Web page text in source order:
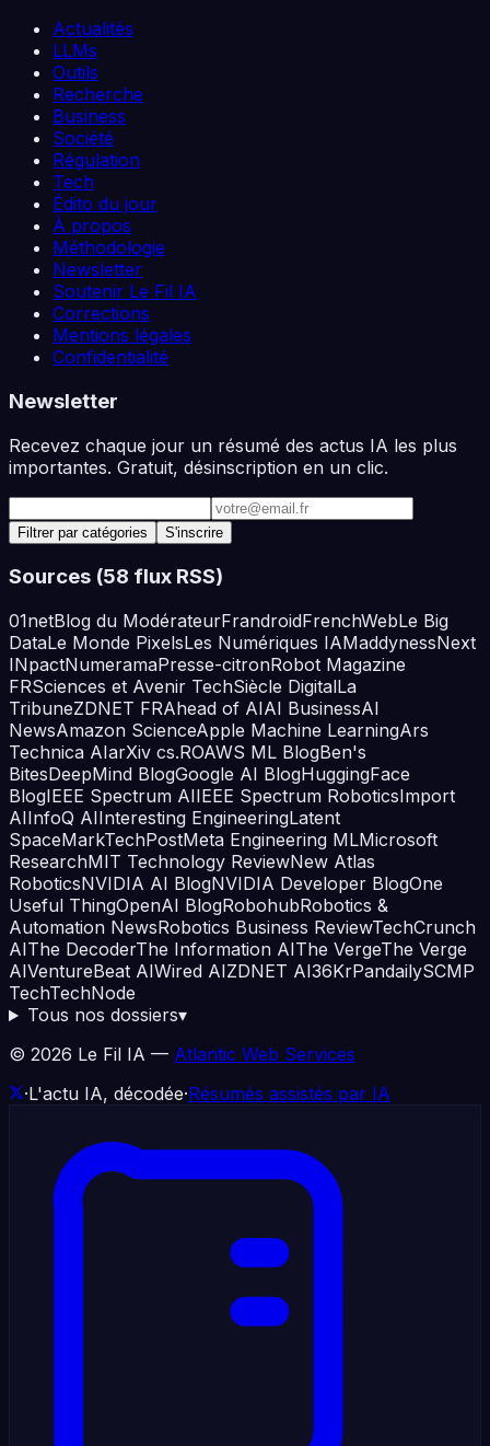
Actualités
LLMs
Outils
Recherche
Business
Société
Régulation
Tech
Édito du jour
À propos
Méthodologie
Newsletter
Soutenir Le Fil IA
Corrections
Mentions légales
Confidentialité
Newsletter
Recevez chaque jour un résumé des actus IA les plus
importantes. Gratuit, désinscription en un clic.
Adresse e-mail
Filtrer par catégories S'inscrire
Sources (58 flux RSS)
01netBlog du ModérateurFrandroidFrenchWebLe Big
DataLe Monde PixelsLes Numériques IAMaddynessNext
INpactNumeramaPresse-citronRobot Magazine
FRSciences et Avenir TechSiècle DigitalLa
TribuneZDNET FRAhead of AIAI BusinessAI
NewsAmazon ScienceApple Machine LearningArs
Technica AIarXiv cs.ROAWS ML BlogBen's
BitesDeepMind BlogGoogle AI BlogHuggingFace
BlogIEEE Spectrum AIIEEE Spectrum RoboticsImport
AIInfoQ AIInteresting EngineeringLatent
SpaceMarkTechPostMeta Engineering MLMicrosoft
ResearchMIT Technology ReviewNew Atlas
RoboticsNVIDIA AI BlogNVIDIA Developer BlogOne
Useful ThingOpenAI BlogRobohubRobotics &
Automation NewsRobotics Business ReviewTechCrunch
AIThe DecoderThe Information AIThe VergeThe Verge
AIVentureBeat AIWired AIZDNET AI36KrPandailySCMP
TechTechNode
Tous nos dossiers▾
© 2026 Le Fil IA — Atlantic Web Services
·L'actu IA, décodée·Résumés assistés par IA